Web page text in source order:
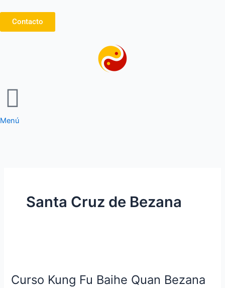
contenido
Contacto
Menú
Santa Cruz de Bezana
Curso Kung Fu Baihe Quan Bezana
Fu